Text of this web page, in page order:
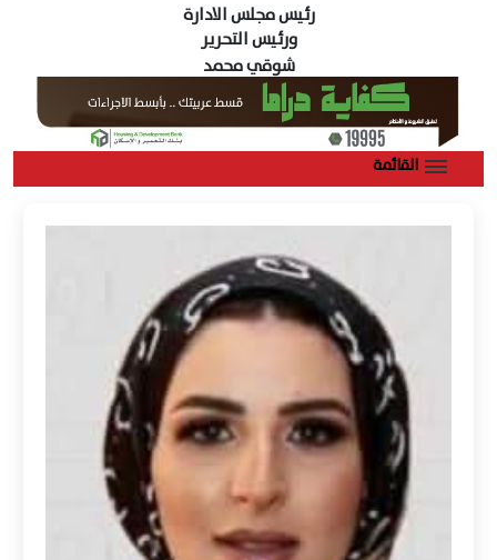
رئيس مجلس الادارة
ورئيس التحرير
شوقي محمد
القائمة